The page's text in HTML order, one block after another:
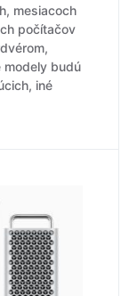
mesiacoch
počítačov
modely budú
iné